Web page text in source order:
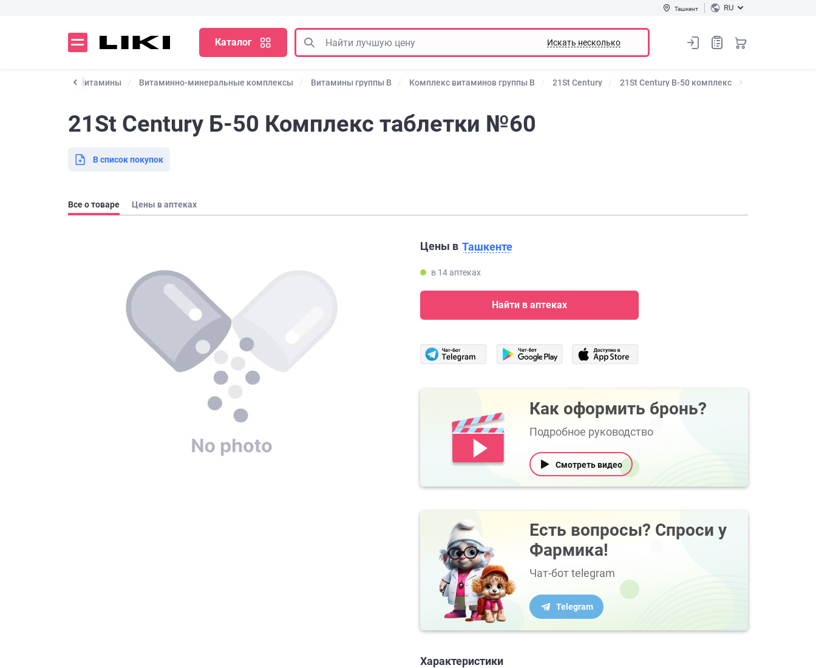
Ташкент RU
Каталог Искать несколько
Витамины Витаминно-минеральные комплексы Витамины группы В Комплекс витаминов группы B 21St Century 21St Century B-50 комплекс
21St Century Б-50 Комплекс таблетки №60
В список покупок
Все о товаре Цены в аптеках
Цены в Ташкенте
в 14 аптеках
Найти в аптеках
Как оформить бронь?
Подробное руководство
Смотреть видео
Есть вопросы? Спроси у
Фармика!
Чат-бот telegram
Telegram
Характеристики